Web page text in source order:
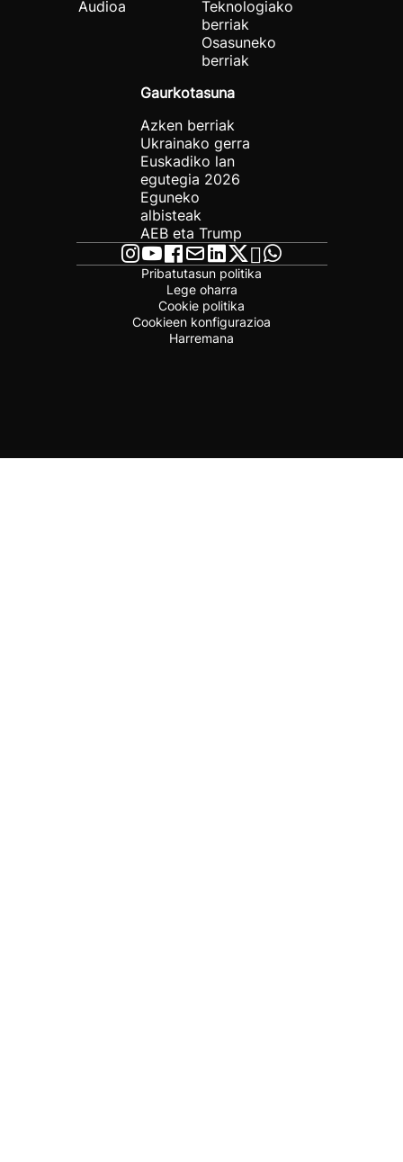
Audioa
Teknologiako
berriak
Osasuneko
berriak
Gaurkotasuna
Azken berriak
Ukrainako gerra
Euskadiko lan
egutegia 2026
Eguneko
albisteak
AEB eta Trump
Pribatutasun politika
Lege oharra
Cookie politika
Cookieen konfigurazioa
Harremana